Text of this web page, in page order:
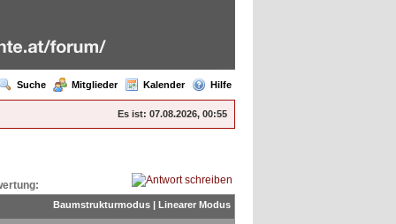
Suche Mitglieder Kalender Hilfe
Es ist: 07.08.2026, 00:55
Baumstrukturmodus | Linearer Modus